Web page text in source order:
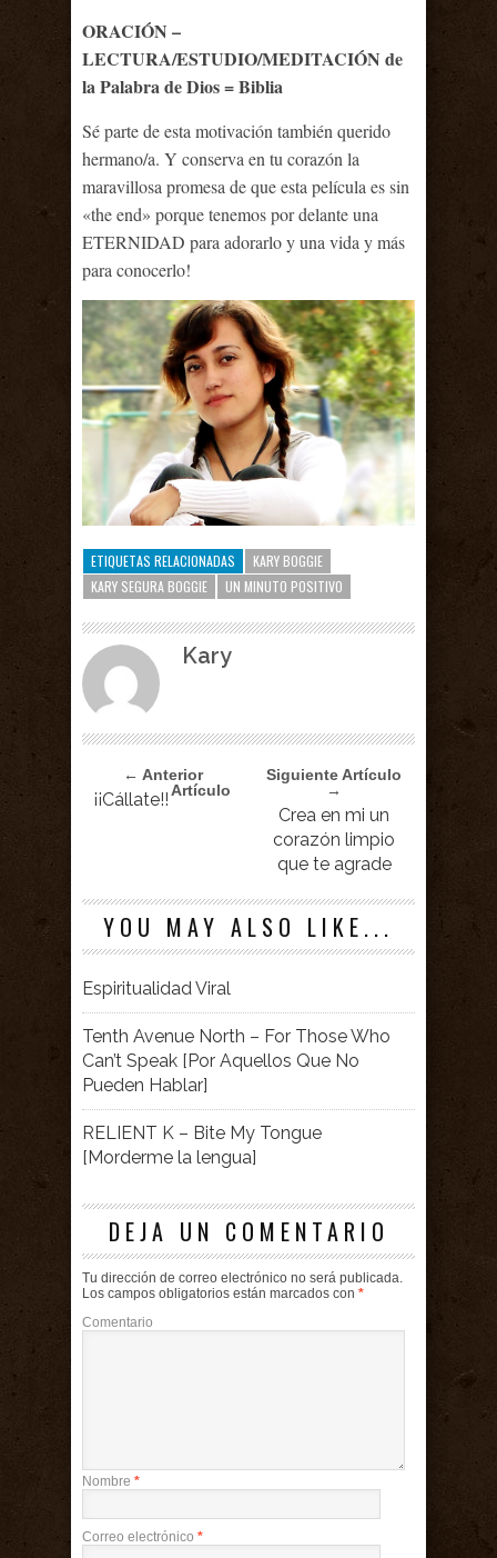
ORACIÓN –
LECTURA/ESTUDIO/MEDITACIÓN de
la Palabra de Dios = Biblia
Sé parte de esta motivación también querido
hermano/a. Y conserva en tu corazón la
maravillosa promesa de que esta película es sin
«the end» porque tenemos por delante una
ETERNIDAD para adorarlo y una vida y más
para conocerlo!
ETIQUETAS RELACIONADAS
KARY BOGGIE
KARY SEGURA BOGGIE
UN MINUTO POSITIVO
Kary
← Anterior
Artículo
¡¡Cállate!!
Siguiente Artículo
→
Crea en mi un
corazón limpio
que te agrade
YOU MAY ALSO LIKE...
Espiritualidad Viral
Tenth Avenue North – For Those Who
Can’t Speak [Por Aquellos Que No
Pueden Hablar]
RELIENT K – Bite My Tongue
[Morderme la lengua]
DEJA UN COMENTARIO
Tu dirección de correo electrónico no será publicada.
Los campos obligatorios están marcados con *
Comentario
Nombre *
Correo electrónico *